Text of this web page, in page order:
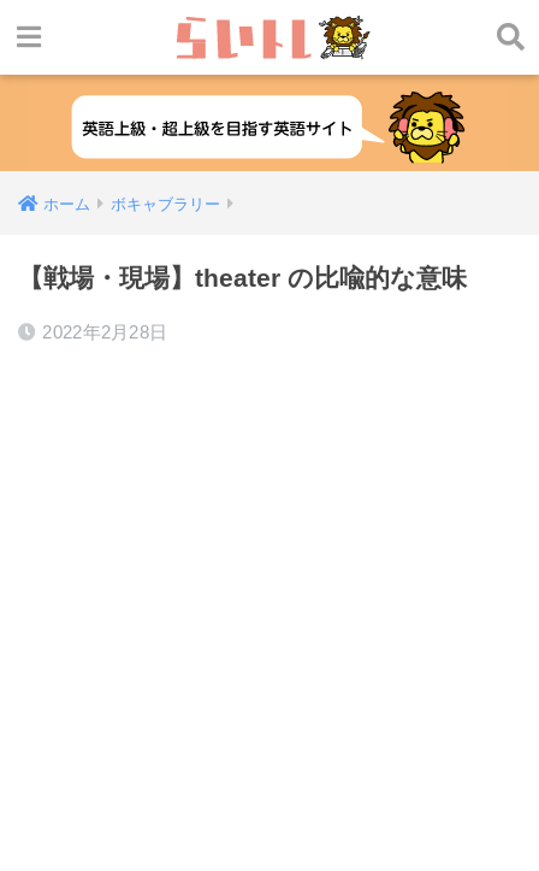
ホーム ボキャブラリー
【戦場・現場】theater の比喩的な意味
2022年2月28日